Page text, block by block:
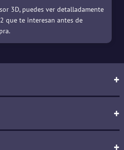
3D, puedes ver detalladamente
que te interesan antes de
+
+
+